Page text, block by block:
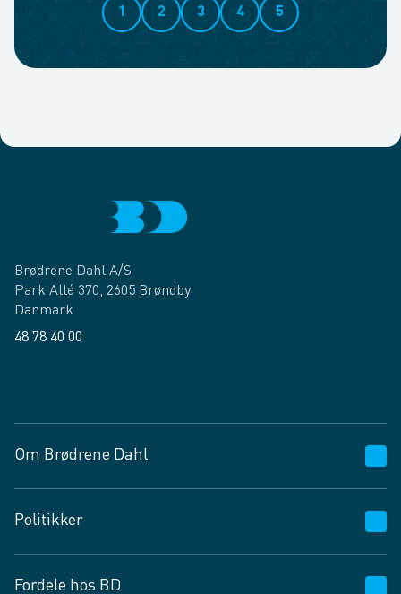
1 2 3 4 5
Brødrene Dahl A/S
Park Allé 370, 2605 Brøndby
Danmark
48 78 40 00
Om Brødrene Dahl
Vagttelefon 30 10 89 89
Spørgsmål og svar
Job og karriere
Politikker
Fordele hos BD